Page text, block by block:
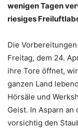
wenigen Tagen
riesiges
Die
Freitag, dem 24.
ihre Tore öffnet,
ganzen Land
Hörsäle und
Geist. In Asparn
vorsichtig den